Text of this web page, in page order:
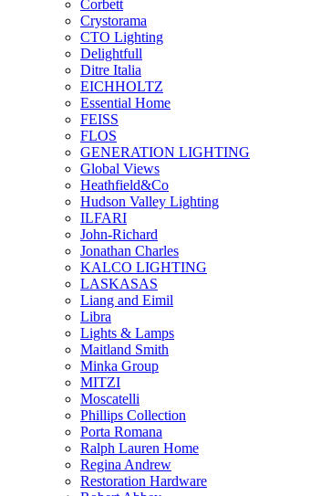
Corbett
Crystorama
CTO Lighting
Delightfull
Ditre Italia
EICHHOLTZ
Essential Home
FEISS
FLOS
GENERATION LIGHTING
Global Views
Heathfield&Co
Hudson Valley Lighting
ILFARI
John-Richard
Jonathan Charles
KALCO LIGHTING
LASKASAS
Liang and Eimil
Libra
Lights & Lamps
Maitland Smith
Minka Group
MITZI
Moscatelli
Phillips Collection
Porta Romana
Ralph Lauren Home
Regina Andrew
Restoration Hardware